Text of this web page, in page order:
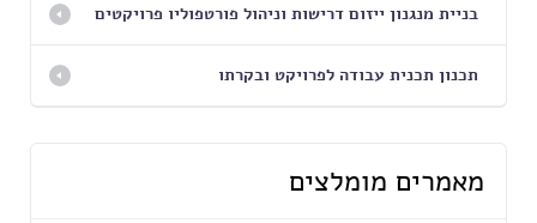
בניית מנגנון ייזום דרישות וניהול פורטפוליו פרויקטים
תכנון תכנית עבודה לפרויקט ובקרתו
מאמרים מומלצים